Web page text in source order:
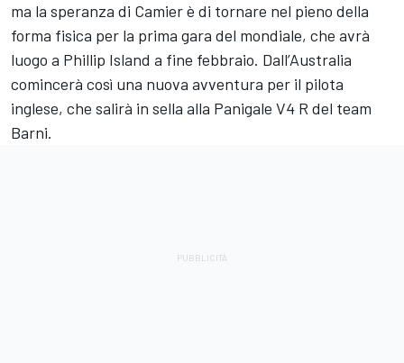
ma la speranza di Camier è di tornare nel pieno della
forma fisica per la prima gara del mondiale, che avrà
luogo a Phillip Island a fine febbraio. Dall’Australia
comincerà così una nuova avventura per il pilota
inglese, che salirà in sella alla Panigale V4 R del team
Barni.